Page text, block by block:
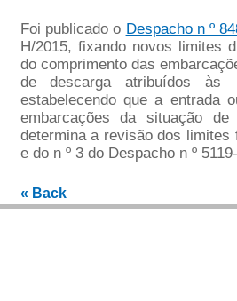
Foi publicado o Despacho n º
H/2015, fixando novos limites
do comprimento das
de descarga atribuídos
estabelecendo que a entrada
embarcações da situação
determina a revisão dos
e do n º 3 do Despacho n º
« Back